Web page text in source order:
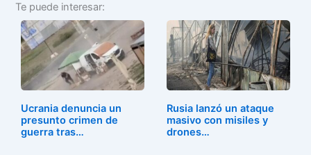
c
e
b
o
o
k
st
o
d
o
n
ai
l
m
p
ar
tir
Te puede interesar:
Ucrania denuncia un
presunto crimen de
guerra tras…
Rusia lanzó un ataque
masivo con misiles y
drones…